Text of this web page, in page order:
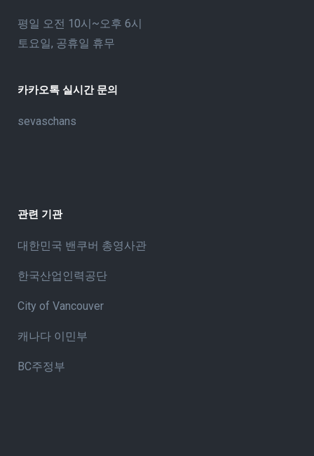
평일 오전 10시~오후 6시
토요일, 공휴일 휴무
카카오톡 실시간 문의
sevaschans
관련 기관
대한민국 밴쿠버 총영사관
한국산업인력공단
City of Vancouver
캐나다 이민부
BC주정부